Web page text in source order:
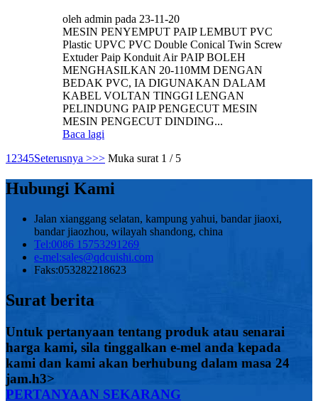
oleh admin pada 23-11-20
MESIN PENYEMPUT PAIP LEMBUT PVC
Plastic UPVC PVC Double Conical Twin Screw
Extuder Paip Konduit Air PAIP BOLEH
MENGHASILKAN 20-110MM DENGAN
BEDAK PVC, IA DIGUNAKAN DALAM
KABEL VOLTAN TINGGI LENGAN
PELINDUNG PAIP PENGECUT MESIN
MESIN PENGECUT DINDING...
Baca lagi
1 2345Seterusnya >>> Muka surat 1 / 5
Hubungi Kami
Jalan xianggang selatan, kampung yahui, bandar jiaoxi,
bandar jiaozhou, wilayah shandong, china
Tel:0086 15753291269
e-mel:sales@qdcuishi.com
Faks:053282218623
Surat berita
Untuk pertanyaan tentang produk atau senarai
harga kami, sila tinggalkan e-mel anda kepada
kami dan kami akan berhubung dalam masa 24
jam.h3>
PERTANYAAN SEKARANG